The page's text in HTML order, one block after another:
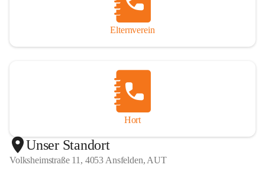
Elternverein
Hort
Unser Standort
Volksheimstraße 11, 4053 Ansfelden, AUT